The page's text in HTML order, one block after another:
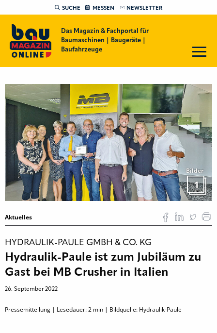
SUCHE MESSEN NEWSLETTER
Das Magazin & Fachportal für
Baumaschinen | Baugeräte |
Baufahrzeuge
Bilder
1
Aktuelles
HYDRAULIK-PAULE GMBH & CO. KG
Hydraulik-Paule ist zum Jubiläum zu
Gast bei MB Crusher in Italien
26. September 2022
Pressemitteilung | Lesedauer:2 min | Bildquelle: Hydraulik-Paule